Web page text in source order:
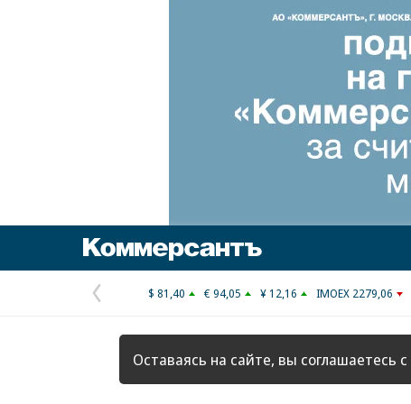
Предыдущая
страница
$ 81,40 € 94,05 ¥ 12,16 IMOEX 2279,06
Оставаясь на сайте, вы соглашаетесь с